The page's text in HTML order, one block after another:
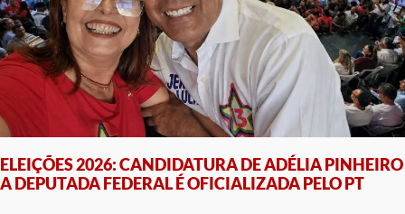
ELEIÇÕES 2026: CANDIDATURA DE ADÉLIA PINHEIRO
A DEPUTADA FEDERAL É OFICIALIZADA PELO PT